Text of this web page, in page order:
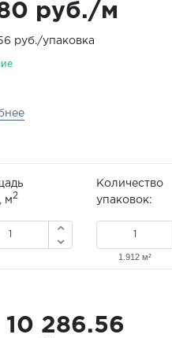
руб./м
руб./упаковка
м2
Количество
упаковок:
10 286.56